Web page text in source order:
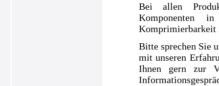
Bei allen
Komponenten
Bitte sprechen Sie
mit unseren
Ihnen gern zur